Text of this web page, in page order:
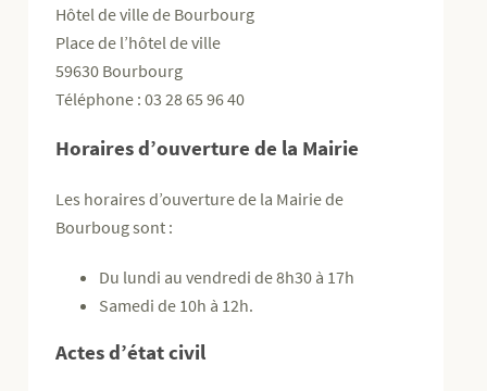
Hôtel de ville de Bourbourg
Place de l’hôtel de ville
59630 Bourbourg
Téléphone : 03 28 65 96 40
Horaires d’ouverture de la Mairie
Les horaires d’ouverture de la Mairie de
Bourboug sont :
Du lundi au vendredi de 8h30 à 17h
Samedi de 10h à 12h.
Actes d’état civil